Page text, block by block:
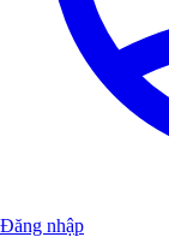
Đăng nhập